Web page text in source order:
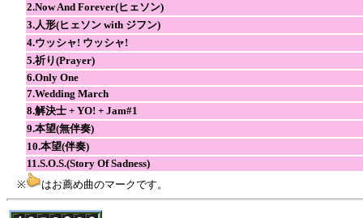
2.Now And Forever(ヒェソン)
3.人形(ヒェソン with ジフン)
4.ウッシャ! ウッシャ!
5.祈り(Prayer)
6.Only One
7.Wedding March
8.解決士 + YO! + Jam#1
9.本望(無伴奏)
10.本望(伴奏)
11.S.O.S.(Story Of Sadness)
※
はお薦め曲のマークです。